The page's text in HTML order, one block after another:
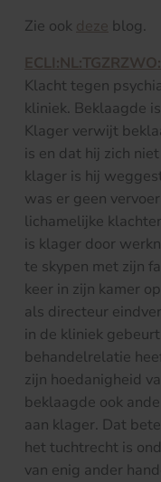
Zie ook deze blog.
Klacht tegen
kliniek. Beklaagde
Klager verwijt
is en dat hij zich
klager is hij
was er geen
lichamelijke
is klager door
te skypen met zijn
keer in zijn kamer
als directeur
in de kliniek
behandelrelatie
zijn hoedanigheid
beklaagde ook
aan klager. Dat
het tuchtrecht is
van enig ander